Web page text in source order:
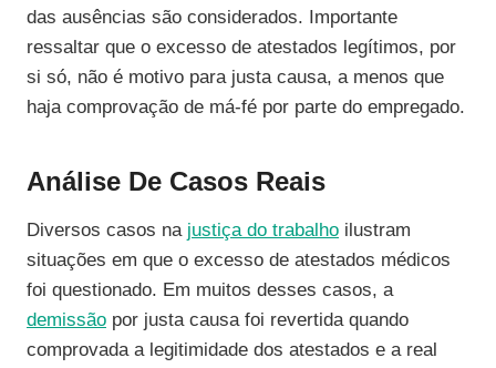
das ausências são considerados. Importante
ressaltar que o excesso de atestados legítimos, por
si só, não é motivo para justa causa, a menos que
haja comprovação de má-fé por parte do empregado.
Análise De Casos Reais
Diversos casos na justiça do trabalho ilustram
situações em que o excesso de atestados médicos
foi questionado. Em muitos desses casos, a
demissão por justa causa foi revertida quando
comprovada a legitimidade dos atestados e a real